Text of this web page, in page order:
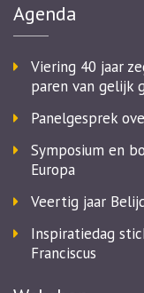
Agenda
Viering 40 jaar
paren van gelijk
Panelgesprek
Symposium en
Europa
Veertig jaar
Inspiratiedag
Franciscus